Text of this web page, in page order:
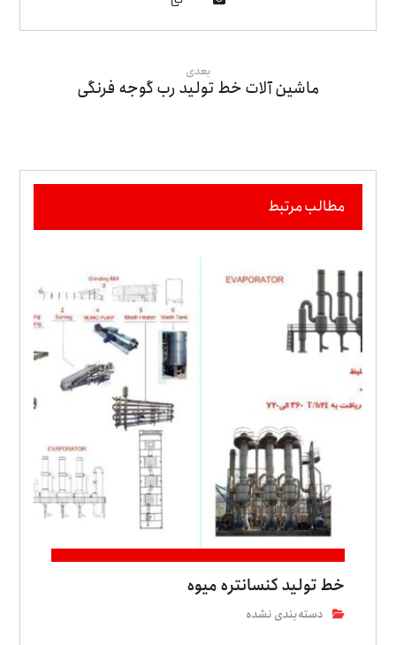
بعدی
ماشین آلات خط تولید رب گوجه فرنگی
مطالب مرتبط
خط تولید کنسانتره میوه
دسته‌بندی نشده